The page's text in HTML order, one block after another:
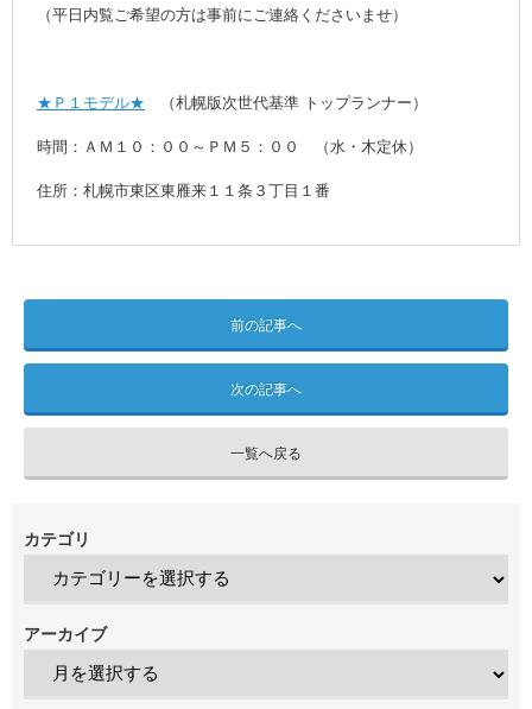
（平日内覧ご希望の方は事前にご連絡くださいませ）
★Ｐ１モデル★ （札幌版次世代基準 トップランナー）
時間：ＡＭ１０：００～ＰＭ５：００ （水・木定休）
住所：札幌市東区東雁来１１条３丁目１番
前の記事へ
次の記事へ
一覧へ戻る
カテゴリ
アーカイブ